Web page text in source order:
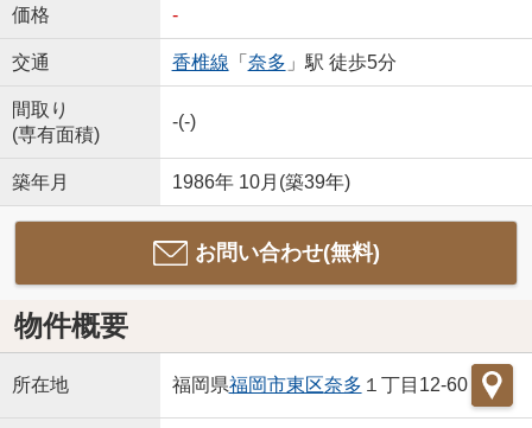
価格 -
交通 香椎線 「 奈多 」駅 徒歩5分
間取り
(専有面積)
-(-)
築年月 1986年 10月(築39年)
お問い合わせ(無料)
物件概要
所在地 福岡県福岡市東区奈多 １丁目12-60